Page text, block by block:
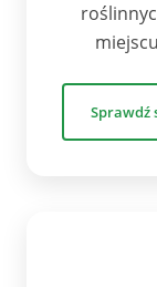
Sprawdź